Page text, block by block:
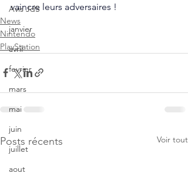
Avis JdS
janvier
avril
fevrier
mars
mai
juin
juillet
aout
vaincre leurs adversaires !
News
Nintendo
PlayStation
Posts récents Voir tout